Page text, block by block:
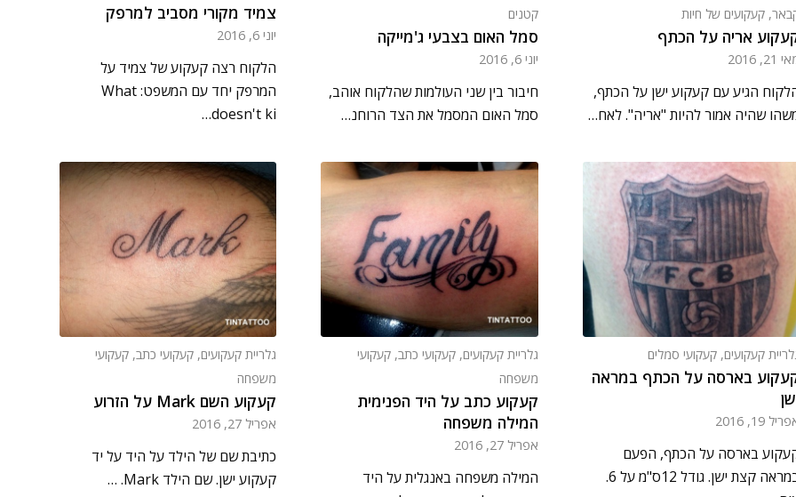
צמיד מקורי מסביב למרפק
יוני 6, 2016
הלקוח רצה קעקוע של צמיד על
המרפק יחד עם המשפט: What
doesn't ki…
קטנים
סמל האום בצבעי ג'מייקה
יוני 6, 2016
חיבור בין שני העולמות שהלקוח אוהב,
סמל האום המסמל את הצד הרוחנ…
, קעקועים של חיות
אריה על הכתף
21, 2016
הגיע עם קעקוע ישן על הכתף,
שהיה אמור להיות "אריה". לאח…
גלריית קעקועים, קעקועי כתב, קעקועי
משפחה
קעקוע השם Mark על הזרוע
אפריל 27, 2016
כתיבת שם של הילד על היד על יד
קעקוע ישן. שם הילד Mark. …
גלריית קעקועים,קעקועי כתב,קעקועי
משפחה
קעקוע כתב על היד הפנימית
המילה משפחה
אפריל 27, 2016
המילה משפחה באנגלית על היד
קעקועים, קעקועי סמלים
בארסה על הכתף במראה
19, 2016
בארסה על הכתף, הפעם
במראה קצת ישן. גודל 12ס"מ על 6.